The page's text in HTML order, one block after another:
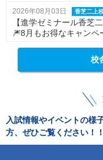
2026年08月03日 香芝二上
【進学ゼミナール香芝
🎆8月もお得なキャン
校
入試情報やイベントの様
方、ぜひご覧ください！！